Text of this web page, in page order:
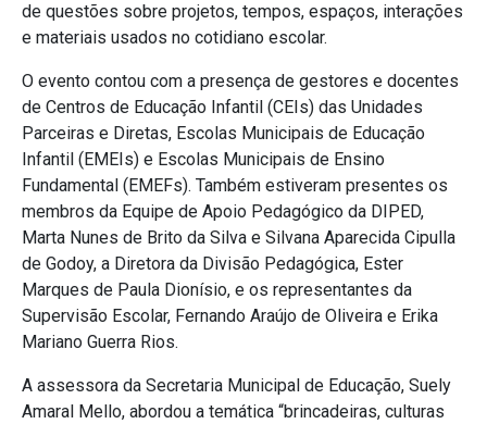
de questões sobre projetos, tempos, espaços, interações
e materiais usados no cotidiano escolar.
O evento contou com a presença de gestores e docentes
de Centros de Educação Infantil (CEIs) das Unidades
Parceiras e Diretas, Escolas Municipais de Educação
Infantil (EMEIs) e Escolas Municipais de Ensino
Fundamental (EMEFs). Também estiveram presentes os
membros da Equipe de Apoio Pedagógico da DIPED,
Marta Nunes de Brito da Silva e Silvana Aparecida Cipulla
de Godoy, a Diretora da Divisão Pedagógica, Ester
Marques de Paula Dionísio, e os representantes da
Supervisão Escolar, Fernando Araújo de Oliveira e Erika
Mariano Guerra Rios.
A assessora da Secretaria Municipal de Educação, Suely
Amaral Mello, abordou a temática “brincadeiras, culturas